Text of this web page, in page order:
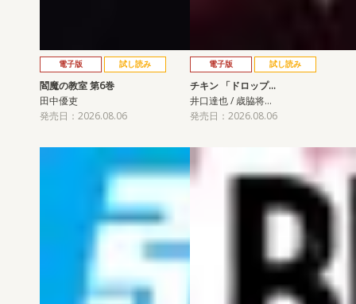
電子版 試し読み
閻魔の教室 第6巻
田中優吏
発売日：2026.08.06
電子版 試し読み
チキン 「ドロップ…
井口達也 / 歳脇将…
発売日：2026.08.06